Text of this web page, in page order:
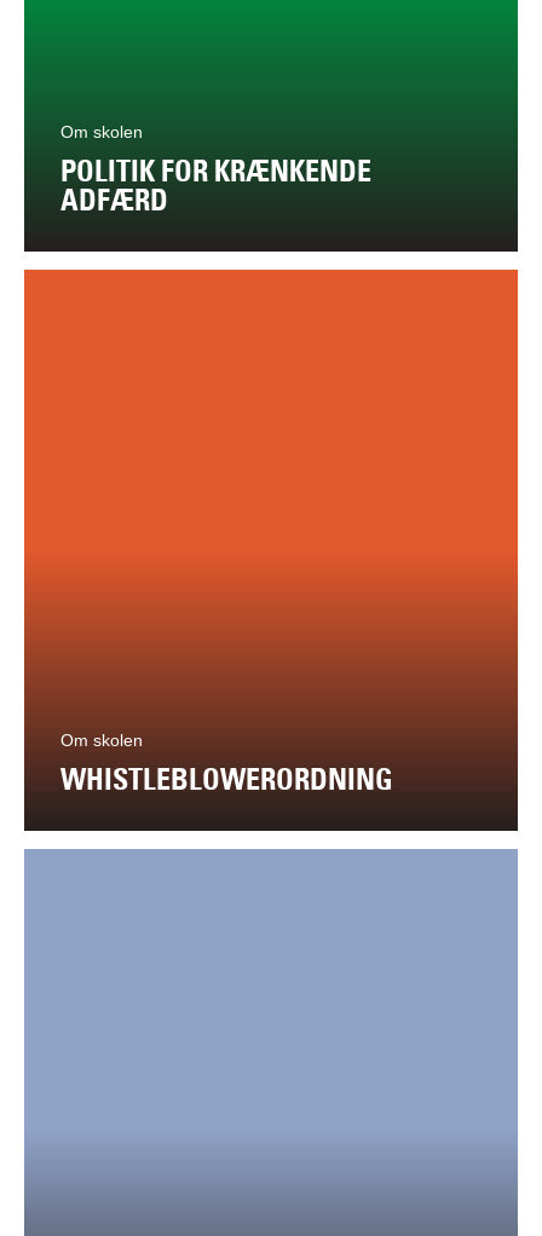
Om skolen
POLITIK FOR KRÆNKENDE
ADFÆRD
Om skolen
WHISTLEBLOWERORDNING